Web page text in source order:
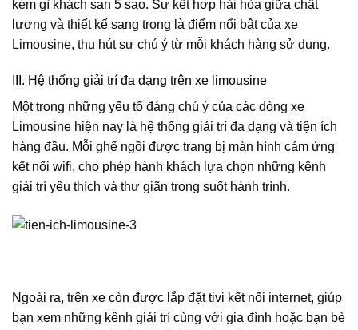
kém gì khách sạn 5 sao. Sự kết hợp hài hòa giữa chất
lượng và thiết kế sang trọng là điểm nổi bật của xe
Limousine, thu hút sự chú ý từ mỗi khách hàng sử dụng.
III. Hệ thống giải trí đa dạng trên xe limousine
Một trong những yếu tố đáng chú ý của các dòng xe
Limousine hiện nay là hệ thống giải trí đa dạng và tiện ích
hàng đầu. Mỗi ghế ngồi được trang bị màn hình cảm ứng
kết nối wifi, cho phép hành khách lựa chọn những kênh
giải trí yêu thích và thư giãn trong suốt hành trình.
Ngoài ra, trên xe còn được lắp đặt tivi kết nối internet, giúp
bạn xem những kênh giải trí cùng với gia đình hoặc bạn bè